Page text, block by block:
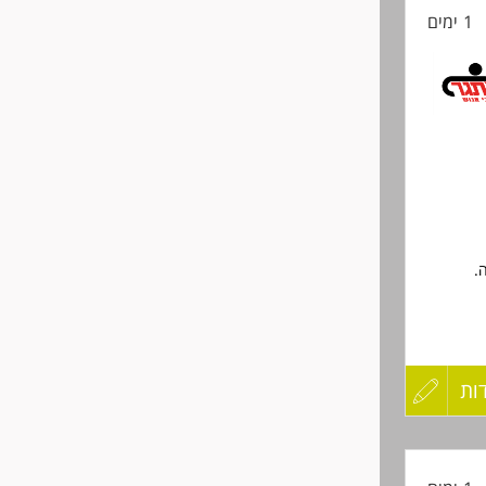
1 ימים
עדכון